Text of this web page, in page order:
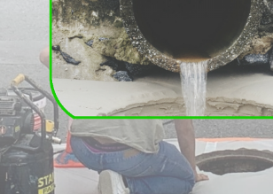
Entretien de
Inspection vidéo de
Travaux de